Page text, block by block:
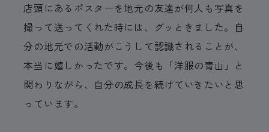
店頭にあるポスターを地元の友達が何人も写真を
撮って送ってくれた時には、グッときました。自
分の地元での活動がこうして認識されることが、
本当に嬉しかったです。今後も「洋服の青山」と
関わりながら、自分の成長を続けていきたいと思
っています。